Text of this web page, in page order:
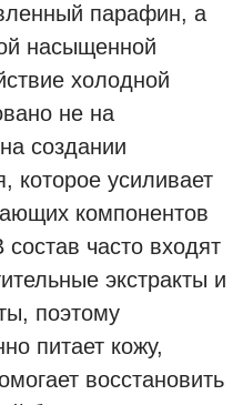
парафин, а
насыщенной
холодной
не на
создании
которое усиливает
компонентов
часто входят
экстракты и
поэтому
питает кожу,
восстановить